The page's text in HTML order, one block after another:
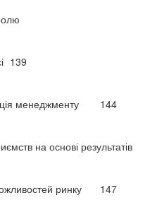
139
менеджменту 144
на основі результатів
ринку 147